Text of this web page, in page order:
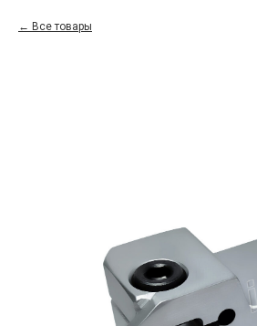
Все товары